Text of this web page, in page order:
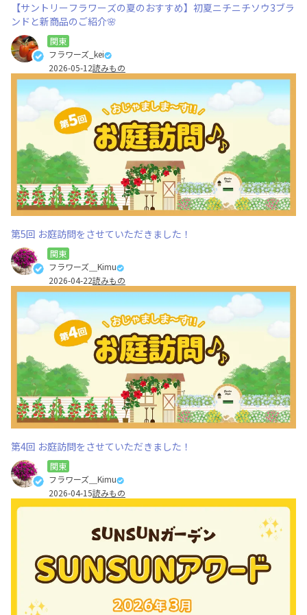
【サントリーフラワーズの夏のおすすめ】初夏ニチニチソウ3ブラ
ンドと新商品のご紹介🌸
関東
フラワーズ_kei
2026-05-12読みもの
第5回 お庭訪問をさせていただきました！
関東
フラワーズ＿Kimu
2026-04-22読みもの
第4回 お庭訪問をさせていただきました！
関東
フラワーズ＿Kimu
2026-04-15読みもの